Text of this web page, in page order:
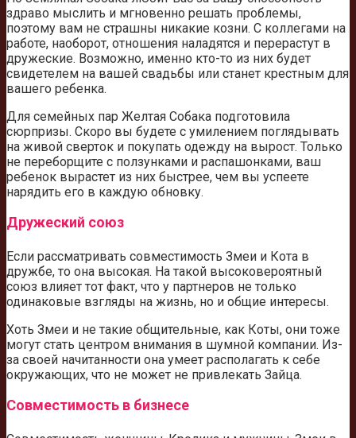
здраво мыслить и мгновенно решать проблемы,
поэтому вам не страшны никакие козни. С коллегами на
работе, наоборот, отношения наладятся и перерастут в
дружеские. Возможно, именно кто-то из них будет
свидетелем на вашей свадьбы или станет крестным для
вашего ребенка.
Для семейных пар Желтая Собака подготовила
сюрпризы. Скоро вы будете с умилением поглядывать
на живой сверток и покупать одежду на вырост. Только
не переборщите с ползунками и распашонками, ваш
ребенок вырастет из них быстрее, чем вы успеете
нарядить его в каждую обновку.
Дружеский союз
Если рассматривать совместимость Змеи и Кота в
дружбе, то она высокая. На такой высоковероятный
союз влияет тот факт, что у партнеров не только
одинаковые взгляды на жизнь, но и общие интересы.
Хоть Змеи и не такие общительные, как Коты, они тоже
могут стать центром внимания в шумной компании. Из-
за своей начитанности она умеет располагать к себе
окружающих, что не может не привлекать Зайца.
Совместимость в бизнесе